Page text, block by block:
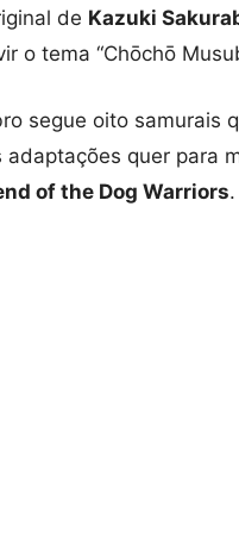
de Kazuki
o tema “Chōchō
segue oito samurais
quer para
of the Dog Warriors.